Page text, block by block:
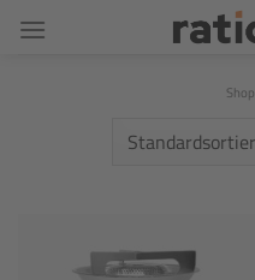
Inhalt
Shop